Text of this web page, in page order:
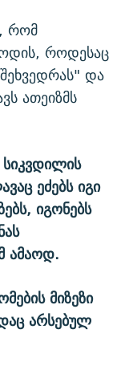
რომ
როდესაც
და
ათეიზმს
სიკვდილის
ეძებს იგი
იგონებს
ამაოდ.
მიზეზი
არსებულ